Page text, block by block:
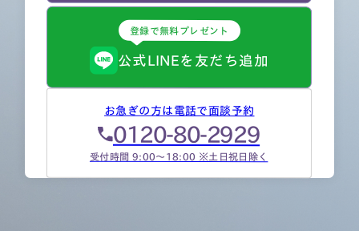
登録で無料プレゼント
公式LINEを友だち追加
お急ぎの方は電話で面談予約
0120-80-2929
受付時間 9:00～18:00 ※土日祝日除く